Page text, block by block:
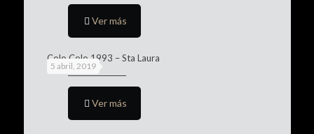
Ver más
5 abril, 2019
Colo Colo 1993 – Sta Laura
Ver más